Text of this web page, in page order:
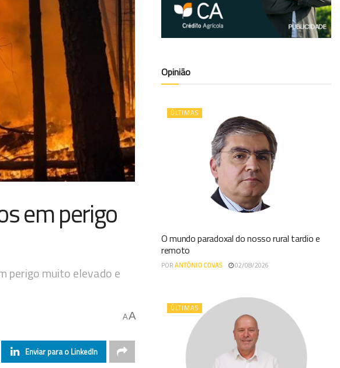
em perigo
perigo muito elevado e
AA
Enviar para o LinkedIn
Opinião
ÚLTIMAS
O mundo paradoxal do nosso rural tardio e
remoto
PORANTÓNIO COVAS 02/08/2026
ÚLTIMAS